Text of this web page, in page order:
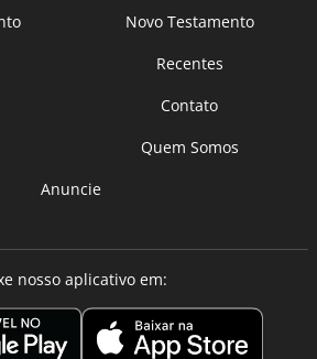
Novo Testamento
Recentes
Contato
Quem Somos
Anuncie
nosso aplicativo em: